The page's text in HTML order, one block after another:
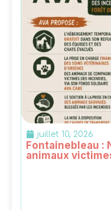
juillet 10, 2026
Fontainebleau :
animaux